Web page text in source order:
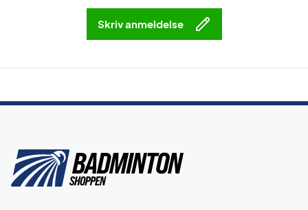
Skriv anmeldelse